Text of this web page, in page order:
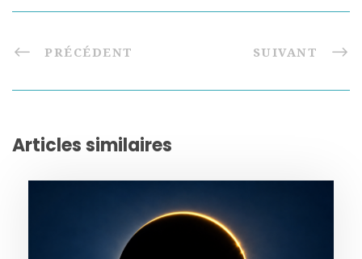
PRÉCÉDENT SUIVANT
Articles similaires